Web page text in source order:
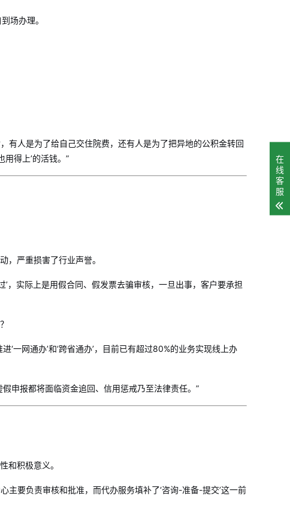
场办理。
有人是为了给自己交住院费，还有人是为了把异地的公积金转回
用得上’的活钱。”
，严重损害了行业声誉。
’，实际上是用假合同、假发票去骗审核，一旦出事，客户要承担
一网通办’和‘跨省通办’，目前已有超过80%的业务实现线上办
申报都将面临资金追回、信用惩戒乃至法律责任。”
和积极意义。
主要负责审核和批准，而代办服务填补了‘咨询-准备-提交’这一前
在
线
客
服